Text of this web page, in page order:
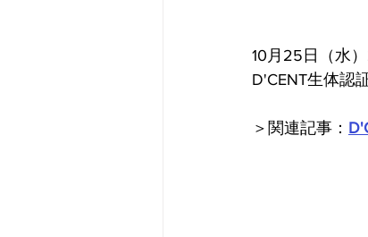
10月25日（水
D'CENT生体認
＞関連記事：